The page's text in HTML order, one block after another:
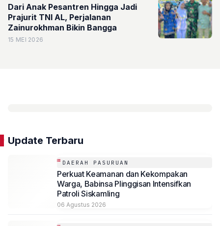
Dari Anak Pesantren Hingga Jadi
Prajurit TNI AL, Perjalanan
Zainurokhman Bikin Bangga
15 MEI 2026
Update Terbaru
DAERAH PASURUAN
Perkuat Keamanan dan Kekompakan
Warga, Babinsa Plinggisan Intensifkan
Patroli Siskamling
06 Agustus 2026